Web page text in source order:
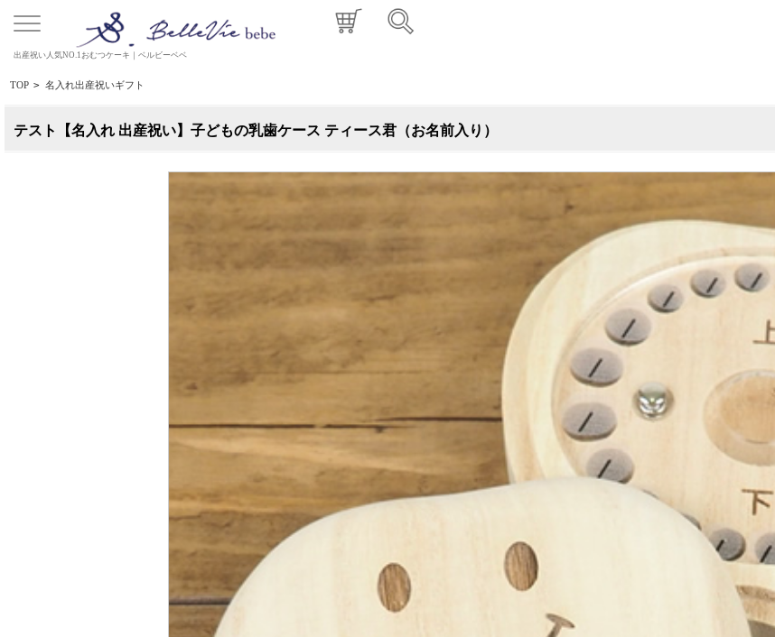
出産祝い人気NO.1おむつケーキ｜ベルビーベベ
TOP > 名入れ出産祝いギフト
テスト【名入れ 出産祝い】子どもの乳歯ケース ティース君（お名前入り）